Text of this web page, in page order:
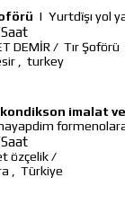
| Yurtdïşı yol
DEMİR / Tır Şoförü
turkey
imalat
özçelik/
Türkiye